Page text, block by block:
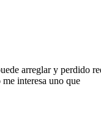
arreglar y perdido
interesa uno que